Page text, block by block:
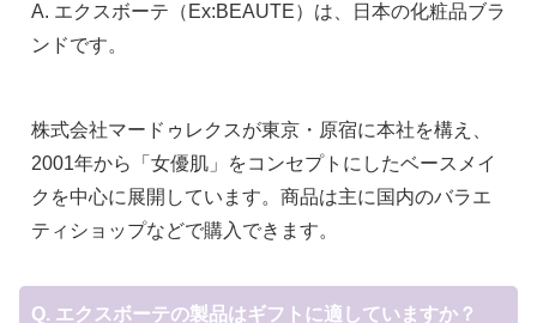
A. エクスボーテ（Ex:BEAUTE）は、日本の化粧品ブラ
ンドです。
株式会社マードゥレクスが東京・原宿に本社を構え、
2001年から「女優肌」をコンセプトにしたベースメイ
クを中心に展開しています。商品は主に国内のバラエ
ティショップなどで購入できます。
Q. エクスボーテの製品はギフトに適していますか？